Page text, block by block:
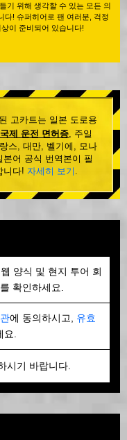
기 위해 생각할 수 있는 모든 의
다! 슈퍼히어로 팬 여러분, 걱정
이 준비되어 있습니다!
고카트는 일본 도로용
국제 운전 면허증, 주일
스, 대만, 벨기에, 모나
어 공식 번역본이 필
니다! 자세히 보기 .
양식 및 현지 투어 회
확인하세요.
에 동의하시고, 유효
요.
시기 바랍니다.